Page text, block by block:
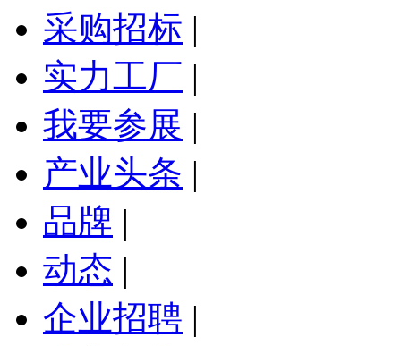
采购招标 |
实力工厂 |
我要参展 |
产业头条 |
品牌 |
动态 |
企业招聘 |